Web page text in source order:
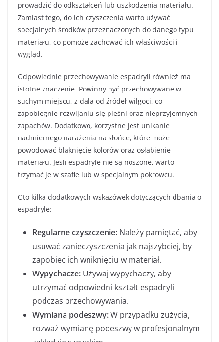
prowadzić do odkształceń lub uszkodzenia materiału.
Zamiast tego, do ich czyszczenia warto używać
specjalnych środków przeznaczonych do danego typu
materiału, co pomoże zachować ich właściwości i
wygląd.
Odpowiednie przechowywanie espadryli również ma
istotne znaczenie. Powinny być przechowywane w
suchym miejscu, z dala od źródeł wilgoci, co
zapobiegnie rozwijaniu się pleśni oraz nieprzyjemnych
zapachów. Dodatkowo, korzystne jest unikanie
nadmiernego narażenia na słońce, które może
powodować blaknięcie kolorów oraz osłabienie
materiału. Jeśli espadryle nie są noszone, warto
trzymać je w szafie lub w specjalnym pokrowcu.
Oto kilka dodatkowych wskazówek dotyczących dbania o
espadryle:
Regularne czyszczenie: Należy pamiętać, aby
usuwać zanieczyszczenia jak najszybciej, by
zapobiec ich wniknięciu w materiał.
Wypychacze: Używaj wypychaczy, aby
utrzymać odpowiedni kształt espadryli
podczas przechowywania.
Wymiana podeszwy:W przypadku zużycia,
rozważ wymianę podeszwy w profesjonalnym